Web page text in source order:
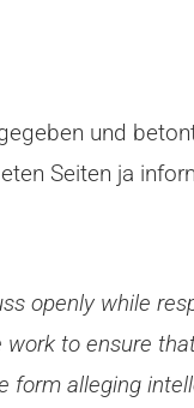
und
Seiten ja
openly while
to ensure
alleging